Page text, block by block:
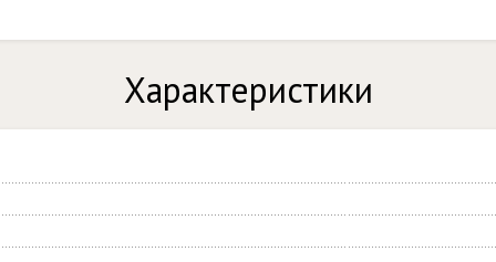
Характеристики